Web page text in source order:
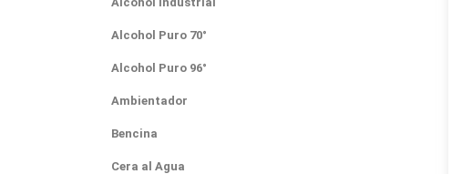
Alcohol Puro 70°
Alcohol Puro 96°
Ambientador
Bencina
Cera al Agua